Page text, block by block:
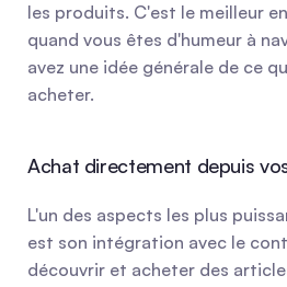
les produits. C'est le meilleur
quand vous êtes d'humeur à
avez une idée générale de ce
acheter.
Achat directement depuis
L'un des aspects les plus
est son intégration avec le
découvrir et acheter des